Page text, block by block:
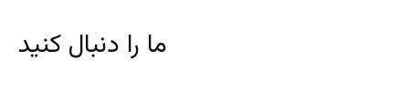
ما را دنبال کنید